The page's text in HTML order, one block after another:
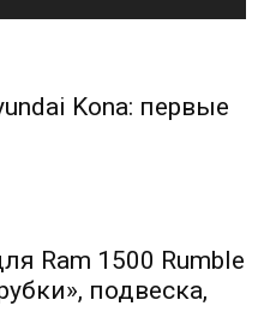
Kona: первые
Ram 1500 Rumble
подвеска,